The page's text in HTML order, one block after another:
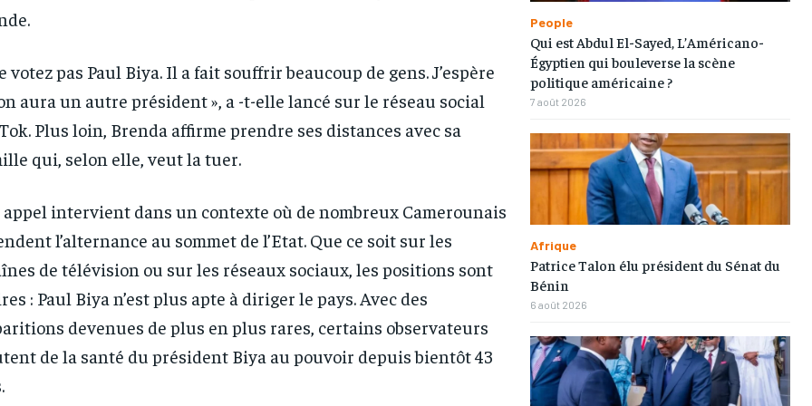
1-YEAR
news and articles for a whole year.
By agreeing to this tier, you are billed
1-YEAR
news and articles for a whole year.
By agreeing to this tier, you are billed
votez pas Paul Biya. Il a fait souffrir beaucoup de gens. J’espère
aura un autre président », a -t-elle lancé sur le réseau social
Plus loin, Brenda affirme prendre ses distances avec sa
qui, selon elle, veut la tuer.
appel intervient dans un contexte où de nombreux Camerounais
l’alternance au sommet de l’Etat. Que ce soit sur les
de télévision ou sur les réseaux sociaux, les positions sont
: Paul Biya n’est plus apte à diriger le pays. Avec des
devenues de plus en plus rares, certains observateurs
de la santé du président Biya au pouvoir depuis bientôt 43
People
Qui est Abdul El-Sayed, L’Américano-
Égyptien qui bouleverse la scène
politique américaine ?
7 août 2026
Afrique
Patrice Talon élu président du Sénat du
Bénin
6 août 2026